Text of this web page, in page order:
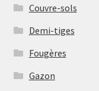
Couvre-sols
Demi-tiges
Fougères
Gazon